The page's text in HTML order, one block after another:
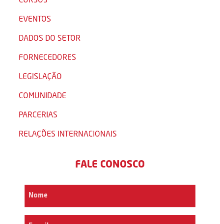
EVENTOS
DADOS DO SETOR
FORNECEDORES
LEGISLAÇÃO
COMUNIDADE
PARCERIAS
RELAÇÕES INTERNACIONAIS
FALE CONOSCO